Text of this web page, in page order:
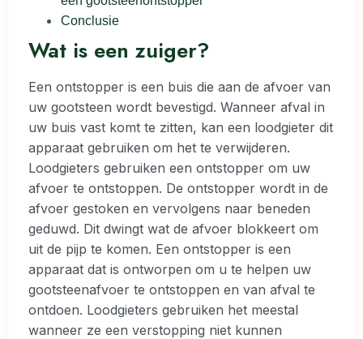
Conclusie
Wat is een zuiger?
Een ontstopper is een buis die aan de afvoer van
uw gootsteen wordt bevestigd. Wanneer afval in
uw buis vast komt te zitten, kan een loodgieter dit
apparaat gebruiken om het te verwijderen.
Loodgieters gebruiken een ontstopper om uw
afvoer te ontstoppen. De ontstopper wordt in de
afvoer gestoken en vervolgens naar beneden
geduwd. Dit dwingt wat de afvoer blokkeert om
uit de pijp te komen. Een ontstopper is een
apparaat dat is ontworpen om u te helpen uw
gootsteenafvoer te ontstoppen en van afval te
ontdoen. Loodgieters gebruiken het meestal
wanneer ze een verstopping niet kunnen